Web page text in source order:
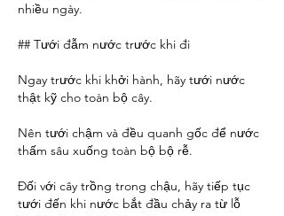
nhiều ngày.
## Tưới đẫm nước trước khi đi
Ngay trước khi khởi hành, hãy tưới nước
thật kỹ cho toàn bộ cây.
Nên tưới chậm và đều quanh gốc để nước
thấm sâu xuống toàn bộ bộ rễ.
Đối với cây trồng trong chậu, hãy tiếp tục
tưới đến khi nước bắt đầu chảy ra từ lỗ